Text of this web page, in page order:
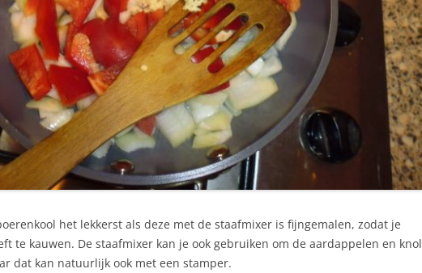
het lekkerst als deze met de staafmixer is fijngemalen, zodat je
te kauwen. De staafmixer kan je ook gebruiken om de aardappelen en knol
dat kan natuurlijk ook met een stamper.